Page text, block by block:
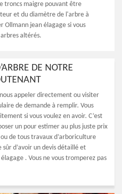
troncs maigre pouvant être
et du diamètre de l'arbre à
Ollmann jean élagage si vous
altérés.
DE NOTRE
appeler directement ou visiter
de demande à remplir. Vous
si vous voulez en avoir. C’est
un pour estimer au plus juste prix
de tous travaux d’arboriculture
d’avoir un devis détaillé et
. Vous ne vous tromperez pas